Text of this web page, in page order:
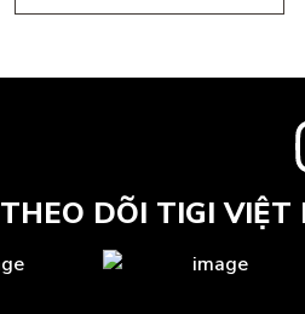
THEO DÕI TIGI VIỆT